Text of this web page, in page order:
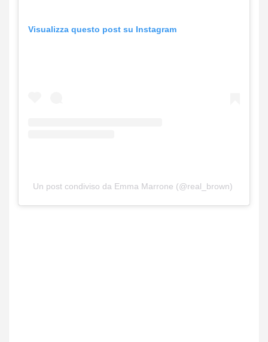
Visualizza questo post su Instagram
Un post condiviso da Emma Marrone (@real_brown)